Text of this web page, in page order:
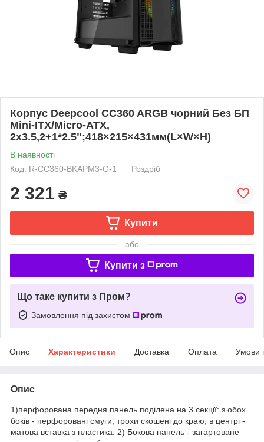
Корпус Deepcool CC360 ARGB чорний Без БП
Mini-ITX/Micro-ATX,
2x3.5,2+1*2.5";418×215×431мм(L×W×H)
В наявності
Код: R-CC360-BKAPM3-G-1
Роздріб
2 321 ₴
Купити
або
Купити з
Що таке купити з Пром?
Замовлення під захистом
Опис Характеристики Доставка Оплата Умови
Опис
1)перфорована передня панель поділена на 3 секції: з обох
боків - перфоровані смуги, трохи скошені до краю, в центрі -
матова вставка з пластика. 2) Бокова панель - загартоване